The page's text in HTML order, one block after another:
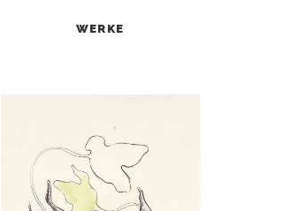
WERKE